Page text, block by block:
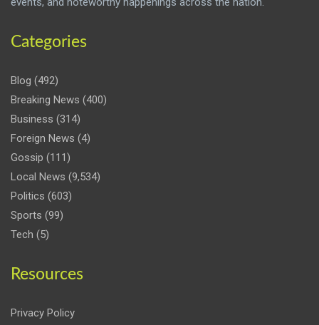
Categories
Blog (492)
Breaking News (400)
Business (314)
Foreign News (4)
Gossip (111)
Local News (9,534)
Politics (603)
Sports (99)
Tech (5)
Resources
Privacy Policy